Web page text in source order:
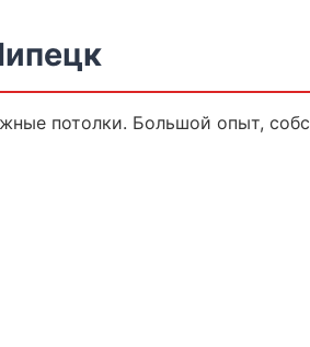
потолки. Большой опыт,